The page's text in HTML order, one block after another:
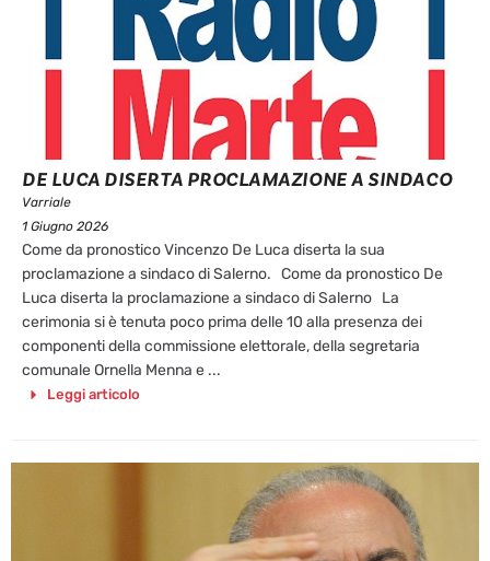
DE LUCA DISERTA PROCLAMAZIONE A SINDACO
Varriale
1 Giugno 2026
Come da pronostico Vincenzo De Luca diserta la sua
proclamazione a sindaco di Salerno. Come da pronostico De
Luca diserta la proclamazione a sindaco di Salerno La
cerimonia si è tenuta poco prima delle 10 alla presenza dei
componenti della commissione elettorale, della segretaria
comunale Ornella Menna e ...
Leggi articolo